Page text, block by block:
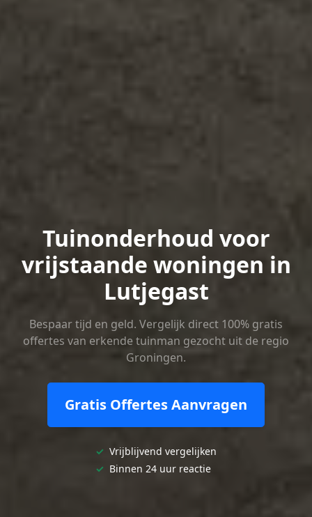
Tuinonderhoud voor
vrijstaande woningen in
Lutjegast
Bespaar tijd en geld. Vergelijk direct 100% gratis
offertes van erkende tuinman gezocht uit de regio
Groningen.
Gratis Offertes Aanvragen
✓ Vrijblijvend vergelijken
✓ Binnen 24 uur reactie